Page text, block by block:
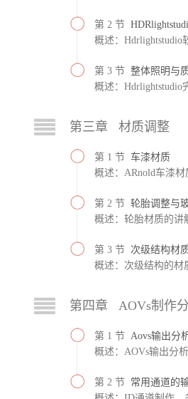
第 2 节
概述：Hdrlightstudio
第 3 节 整体照明与
概述：Hdrlightstudio
第三章 材质调整
第 1 节 车漆材质
概述：ARnold车漆
第 2 节 轮胎调整与
概述：轮胎材质的讲
第 3 节 次级结构材
概述：次级结构的材
第四章 AOVs制作
第 1 节 Aovs输出分
概述：AOVs输出分
第 2 节 常用通道的